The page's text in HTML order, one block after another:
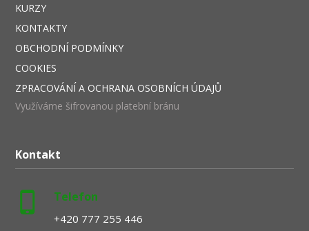
KURZY
KONTAKTY
OBCHODNÍ PODMÍNKY
COOKIES
ZPRACOVÁNÍ A OCHRANA OSOBNÍCH ÚDAJŮ
Využíváme šifrovanou platební bránu
Kontakt
Telefon
+420 777 255 446